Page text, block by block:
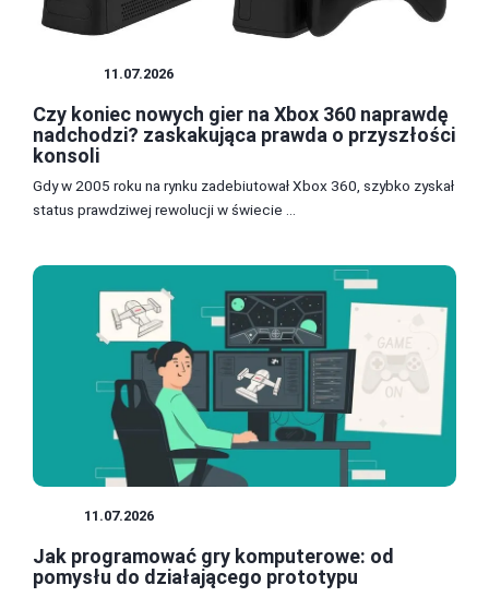
11.07.2026
Czy koniec nowych gier na Xbox 360 naprawdę
nadchodzi? zaskakująca prawda o przyszłości
konsoli
Gdy w 2005 roku na rynku zadebiutował Xbox 360, szybko zyskał
status prawdziwej rewolucji w świecie ...
11.07.2026
Jak programować gry komputerowe: od
pomysłu do działającego prototypu